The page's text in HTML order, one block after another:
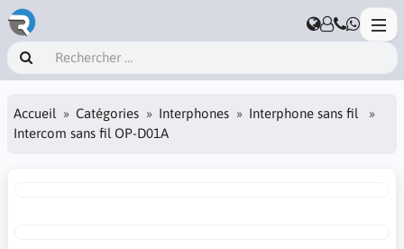
Accueil Catégories Interphones
Interphone sans fil
Intercom sans fil OP-D01A